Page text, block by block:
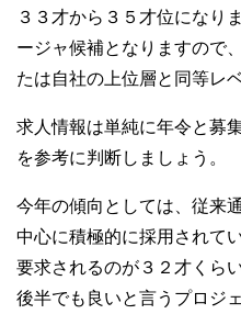
３３才から３５才位になり
ージャ候補となりますので
たは自社の上位層と同等レ
求人情報は単純に年令と募
を参考に判断しましょう。
今年の傾向としては、従来
中心に積極的に採用されて
要求されるのが３２才くら
後半でも良いと言うプロジ